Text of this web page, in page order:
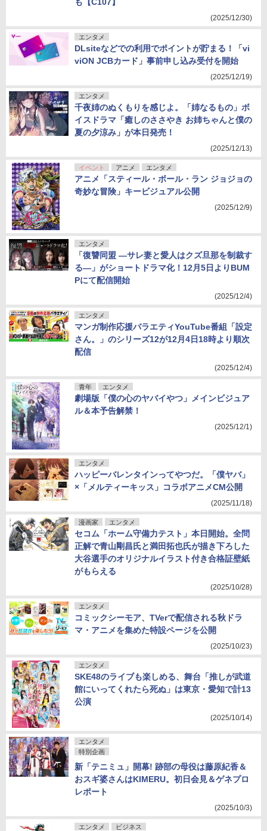
(2025/12/30)
エンタメ
DLsiteなどでの利用でポイントが貯まる！「vi
viON JCBカード」事前申し込み受付を開始
(2025/12/19)
エンタメ
千夜姉のぬくもりを感じよ。「姉なるもの」ボ
イスドラマ「癒しのささやき お姉ちゃんと僕の
夏の夕涼み」が本日発売！
(2025/12/13)
イベント アニメ エンタメ
アニメ「スティール・ボール・ラン ジョジョの
奇妙な冒険」キービジュアル公開
(2025/12/9)
エンタメ
「復讐同盟 —サレ妻と愛人はクズ旦那を制裁す
る—」がショートドラマ化！12月5日よりBUM
Pにて配信開始
(2025/12/4)
エンタメ
マンガ制作応援バラエティYouTube番組「設定
さん。」のシリーズ12が12月4日18時より順次
配信
(2025/12/4)
青年 エンタメ
劇場版「僕の心のヤバイやつ」メインビジュア
ル＆本予告解禁！
(2025/12/1)
エンタメ
ハッピーバレンタインってやつだ。「僕ヤバ」
×「メルティーキッス」コラボアニメCM公開
(2025/11/18)
漫画家 エンタメ
セコム「ホーム守備力テスト」本日開始。全問
正解で青山剛昌氏と満田拓也氏が描き下ろした
大谷選手のオリジナルイラスト付き合格証壁紙
がもらえる
(2025/10/28)
エンタメ
コミックシーモア、TVerで配信される秋ドラ
マ・アニメを集めた特設ページを公開
(2025/10/23)
エンタメ
SKE48のライブも楽しめる、舞台「推しが武道
館にいってくれたら死ぬ」は東京・愛知で計13
公演
(2025/10/14)
エンタメ
特別企画
新「テニミュ」開幕! 跡部の母役は藤原紀香＆
おスギ婆さんはKIMERU。初日会見＆ゲネプロ
レポート
(2025/10/3)
エンタメ ビジネス